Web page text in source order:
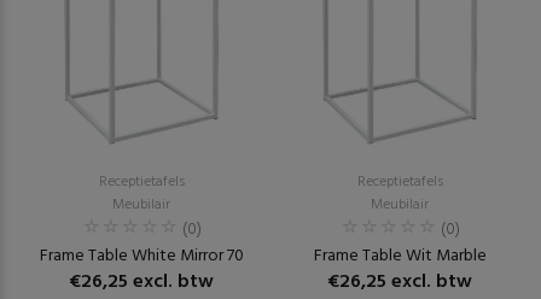
Receptietafels
Meubilair
(0)
Frame Table White Mirror 70
€26,25 excl. btw
Receptietafels
Meubilair
(0)
Frame Table Wit Marble
€26,25 excl. btw